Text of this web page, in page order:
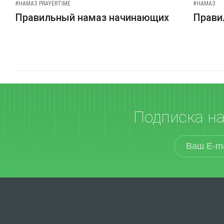
#НАМАЗ PRAYERTIME
Правильный намаз начинающих
#НАМАЗ
Подписка